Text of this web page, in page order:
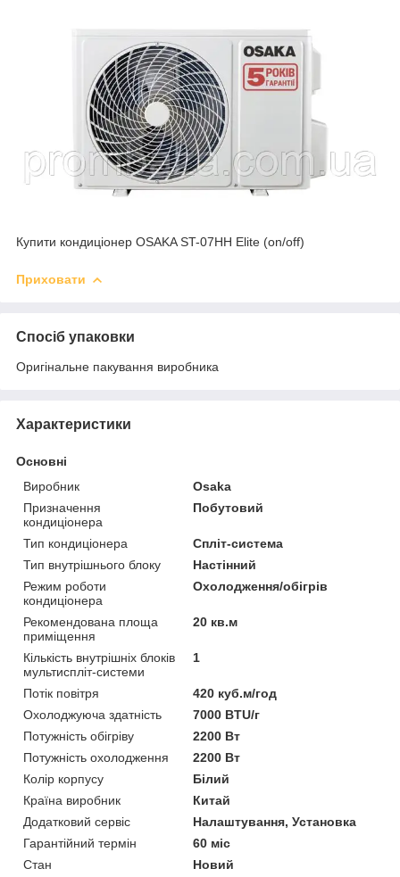
Купити кондиціонер OSAKA ST-07HH Elite (on/off)
Приховати
Спосіб упаковки
Оригінальне пакування виробника
Характеристики
Основні
Виробник
Osaka
Призначення
кондиціонера
Побутовий
Тип кондиціонера
Спліт-система
Тип внутрішнього блоку
Настінний
Режим роботи
кондиціонера
Охолодження/обігрів
Рекомендована площа
приміщення
20 кв.м
Кількість внутрішніх блоків
мультиспліт-системи
1
Потік повітря
420 куб.м/год
Охолоджуюча здатність
7000 BTU/г
Потужність обігріву
2200 Вт
Потужність охолодження
2200 Вт
Колір корпусу
Білий
Країна виробник
Китай
Додатковий сервіс
Налаштування, Установка
Гарантійний термін
60 міс
Стан
Новий